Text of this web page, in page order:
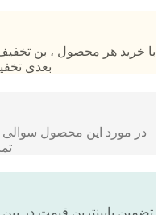
با خرید هر محصول ، بن
بعدی
در مورد این محصول سوالی